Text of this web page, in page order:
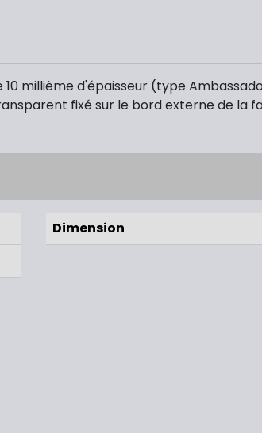
millième d'épaisseur (type
fixé sur le bord externe de la
Dimension